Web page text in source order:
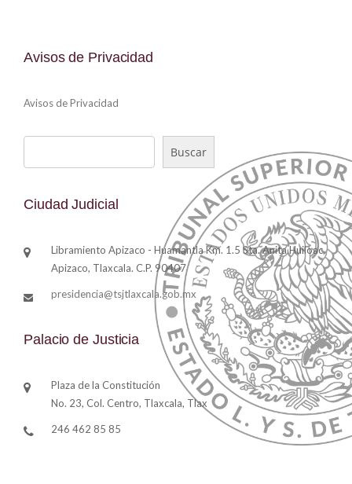
Avisos de Privacidad
Avisos de Privacidad
Buscar
Ciudad Judicial
Libramiento Apizaco - Huamantla Km. 1.5 Sta. Anita Huiloac,
Apizaco, Tlaxcala. C.P. 90407
presidencia@tsjtlaxcala.gob.mx
Palacio de Justicia
Plaza de la Constitución
No. 23, Col. Centro, Tlaxcala, Tlax
246 462 85 85